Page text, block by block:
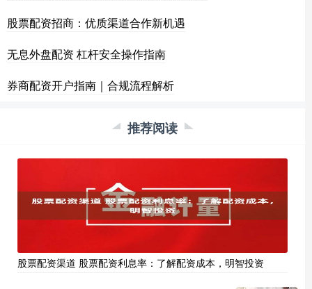
股票配资招商：优质渠道合作新机遇
无息外盘配资 杠杆安全操作指南
券商配资开户指南｜合规流程解析
推荐阅读
股票配资渠道 股票配资利息率：了解配资成本，明智投资